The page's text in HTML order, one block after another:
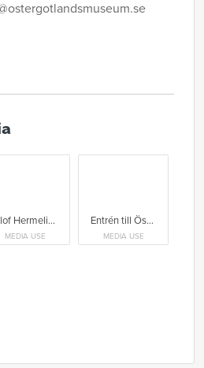
Olof Hermelin, museichef på Östergötlands museum.
MEDIA USE
Entrén till Östergötlands museum, med spegeldammen i förgrunden.
MEDIA USE